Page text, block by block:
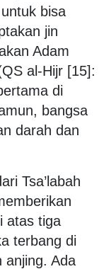
bisa
jin
Adam
al-Hijr [15]:
di
bangsa
darah dan
Tsa’labah
atas tiga
terbang di
anjing. Ada